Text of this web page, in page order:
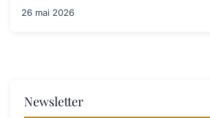
26 mai 2026
Newsletter